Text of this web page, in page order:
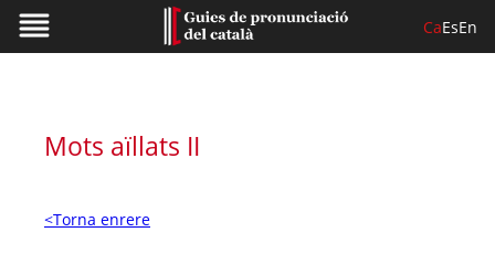
CaEsEn
Mots aïllats II
<Torna enrere